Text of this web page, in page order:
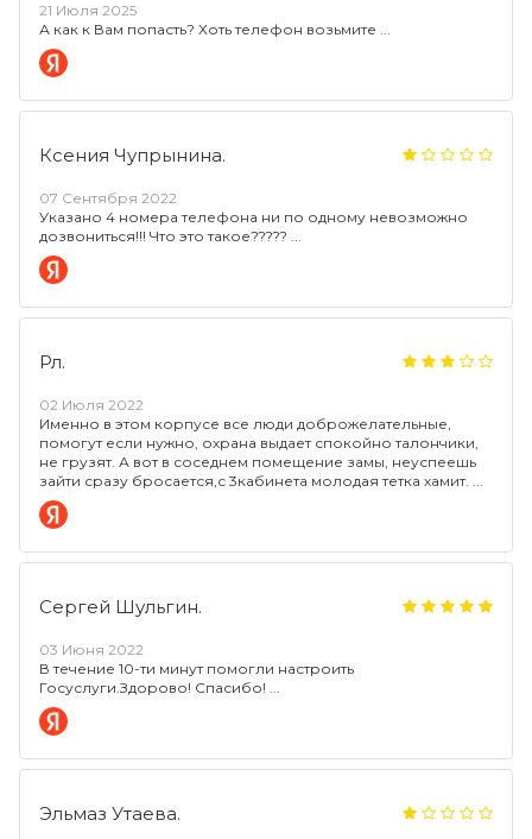
21 Июля 2025
А как к Вам попасть? Хоть телефон возьмите
Ксения Чупрынина.
07 Сентября 2022
Указано 4 номера телефона ни по одному невозможно
дозвониться!!! Что это такое?????
Рл.
02 Июля 2022
Именно в этом корпусе все люди доброжелательные,
помогут если нужно, охрана выдает спокойно талончики,
не грузят. А вот в соседнем помещение замы, неуспеешь
зайти сразу бросается,с 3кабинета молодая тетка хамит.
Сергей Шульгин.
03 Июня 2022
В течение 10-ти минут помогли настроить
Госуслуги.Здорово! Спасибо!
Эльмаз Утаева.